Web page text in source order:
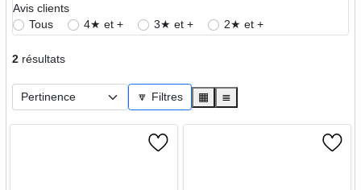
Avis clients
Tous
4★ et + 3★ et + 2★ et +
2résultats
🔽 Filtres ▦ ≣